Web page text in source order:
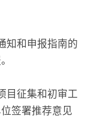
知和申报指南的
目征集和初审工
签署推荐意见